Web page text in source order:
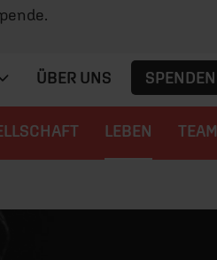
ÜBER UNS SPENDEN
LEBEN TEAM